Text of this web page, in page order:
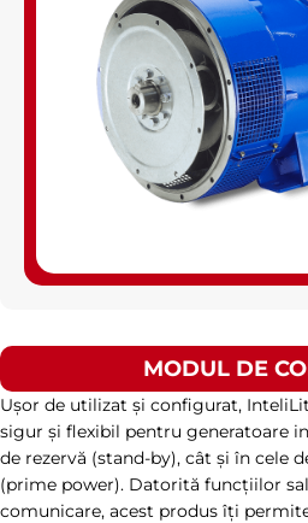
MODUL DE
Ușor de utilizat și configurat,
sigur și flexibil pentru generatoare
de rezervă (stand-by), cât și în cele
(prime power). Datorită funcțiilor
comunicare, acest produs îți